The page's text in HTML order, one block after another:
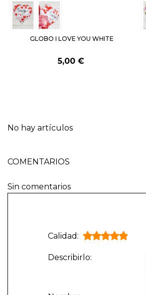
GLOBO I LOVE YOU WHITE
5,00 €
No hay artículos
COMENTARIOS
Sin comentarios
Calidad:
Describirlo: